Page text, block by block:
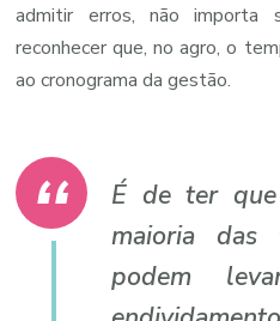
admitir erros, não
reconhecer que, no agro, o
ao cronograma da gestão.
É de ter que
maioria das
podem